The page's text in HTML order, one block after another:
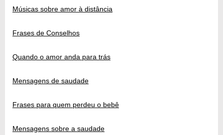
Músicas sobre amor à distância
Frases de Conselhos
Quando o amor anda para trás
Mensagens de saudade
Frases para quem perdeu o bebê
Mensagens sobre a saudade